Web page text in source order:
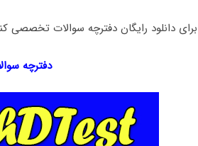
برای دانلود رایگان دفترچه سوالات تخصصی کنکور دکتری ۱۴۰۵ مهندسی نقشه برداری به
دفترچه